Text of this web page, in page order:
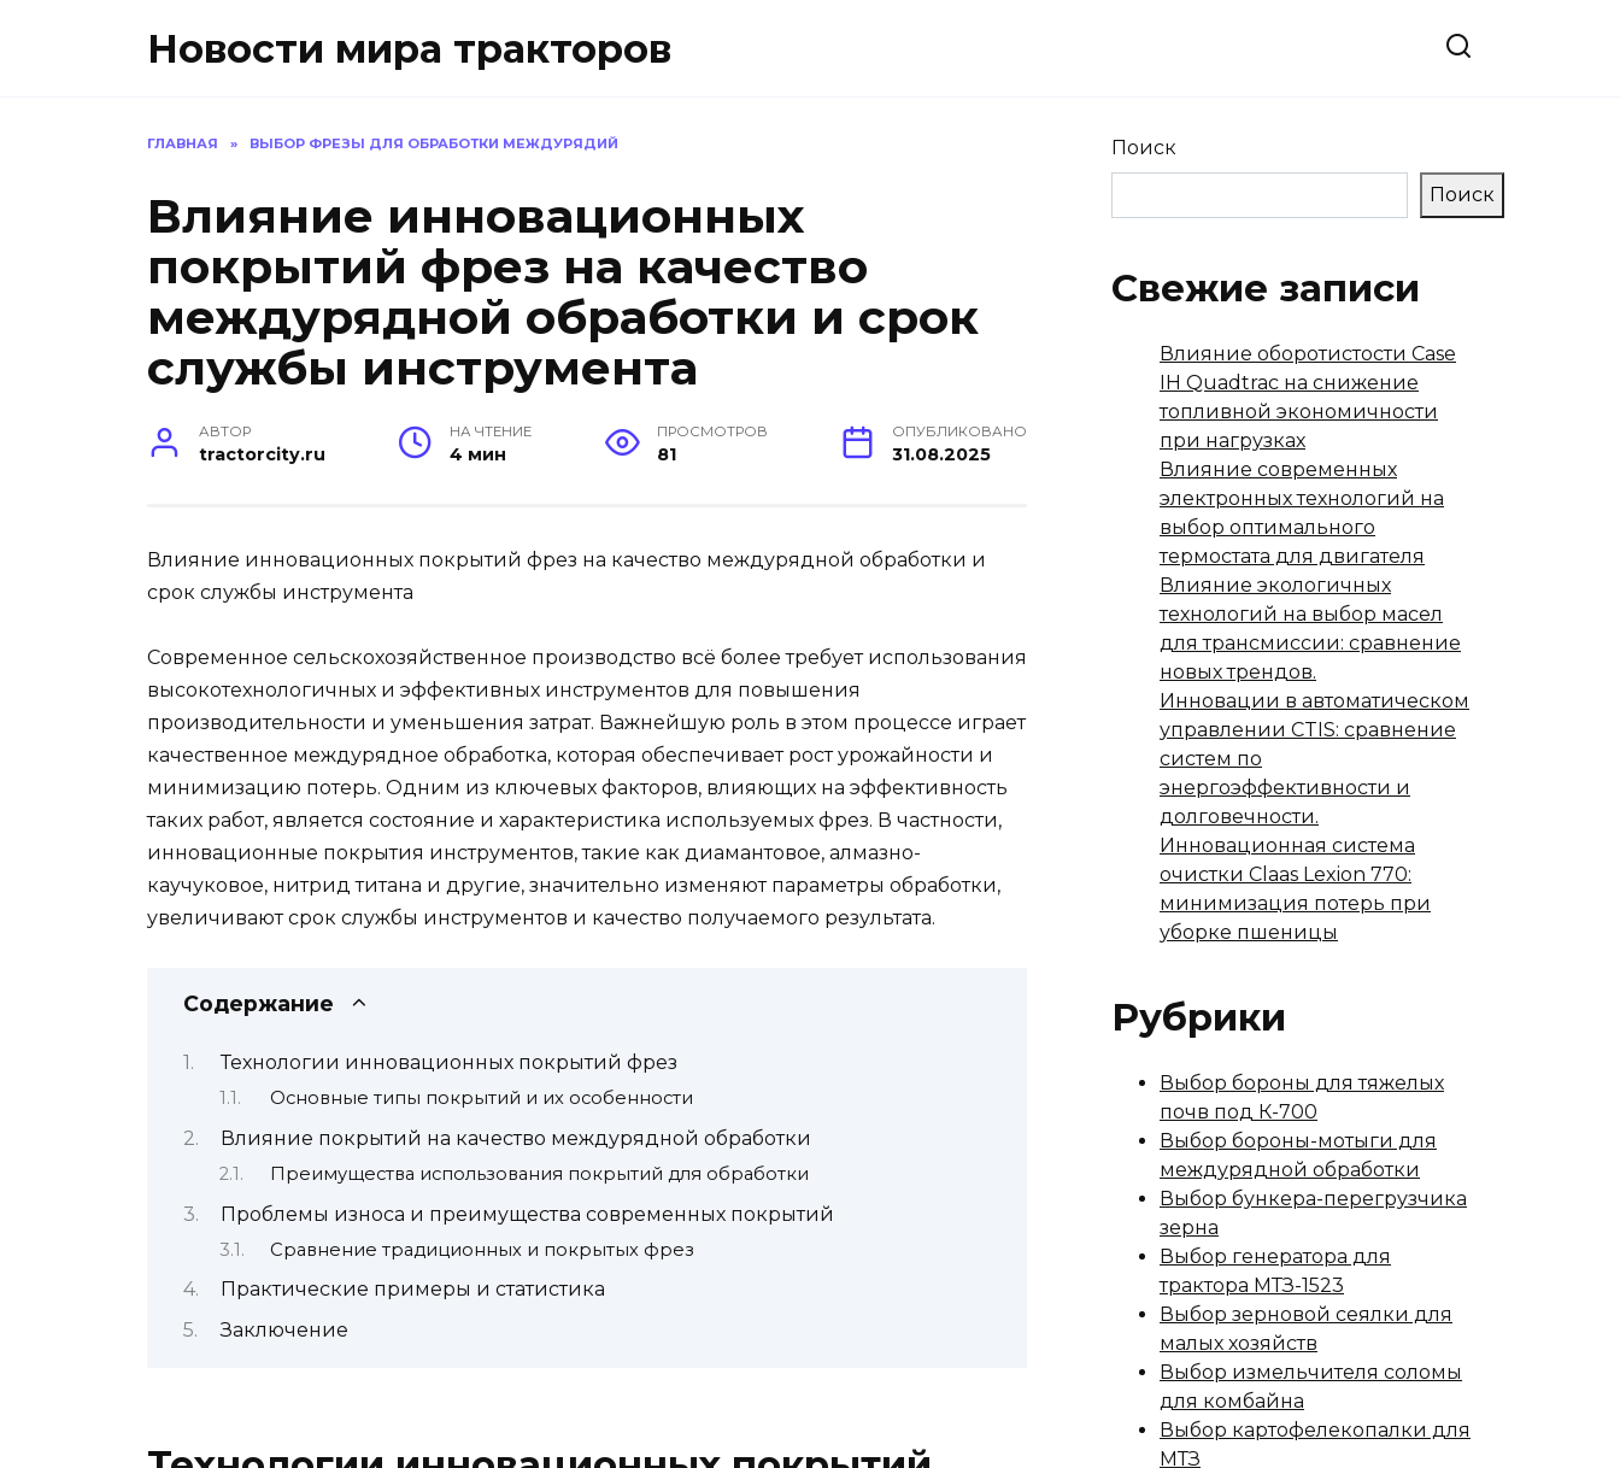
Новости мира тракторов
ГЛАВНАЯ » ВЫБОР ФРЕЗЫ ДЛЯ ОБРАБОТКИ МЕЖДУРЯДИЙ
Влияние инновационных
покрытий фрез на качество
междурядной обработки и срок
службы инструмента
АВТОР
tractorcity.ru
НА ЧТЕНИЕ
4 мин
ПРОСМОТРОВ
81
ОПУБЛИКОВАНО
31.08.2025
Влияние инновационных покрытий фрез на качество междурядной обработки и
срок службы инструмента
Современное сельскохозяйственное производство всё более требует использования
высокотехнологичных и эффективных инструментов для повышения
производительности и уменьшения затрат. Важнейшую роль в этом процессе играет
качественное междурядное обработка, которая обеспечивает рост урожайности и
минимизацию потерь. Одним из ключевых факторов, влияющих на эффективность
таких работ, является состояние и характеристика используемых фрез. В частности,
инновационные покрытия инструментов, такие как диамантовое, алмазно-
каучуковое, нитрид титана и другие, значительно изменяют параметры обработки,
увеличивают срок службы инструментов и качество получаемого результата.
Содержание
Технологии инновационных покрытий фрез
Основные типы покрытий и их особенности
Влияние покрытий на качество междурядной обработки
Преимущества использования покрытий для обработки
Проблемы износа и преимущества современных покрытий
Сравнение традиционных и покрытых фрез
Практические примеры и статистика
Заключение
Поиск
Поиск
Свежие записи
Влияние оборотистости Case
IH Quadtrac на снижение
топливной экономичности
при нагрузках
Влияние современных
электронных технологий на
выбор оптимального
термостата для двигателя
Влияние экологичных
технологий на выбор масел
для трансмиссии: сравнение
новых трендов.
Инновации в автоматическом
управлении CTIS: сравнение
систем по
энергоэффективности и
долговечности.
Инновационная система
очистки Claas Lexion 770:
минимизация потерь при
уборке пшеницы
Рубрики
Выбор бороны для тяжелых
почв под К-700
Выбор бороны-мотыги для
междурядной обработки
Выбор бункера-перегрузчика
зерна
Выбор генератора для
трактора МТЗ-1523
Выбор зерновой сеялки для
малых хозяйств
Выбор измельчителя соломы
для комбайна
Выбор картофелекопалки для
МТЗ